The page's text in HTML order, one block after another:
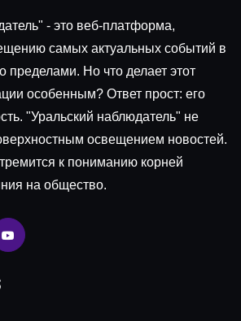
- это веб-платформа,
самых актуальных событий в
пределами. Но что делает этот
особенным? Ответ прост: его
"Уральский наблюдатель" не
освещением новостей.
к пониманию корней
на общество.